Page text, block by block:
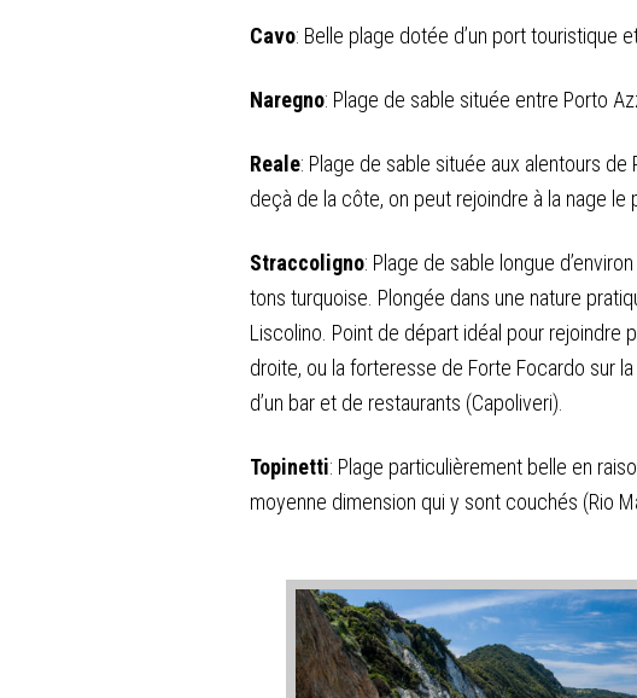
Cavo: Belle plage dotée d’un port touristique
Naregno: Plage de sable située entre Porto
Reale: Plage de sable située aux alentours
deçà de la côte, on peut rejoindre à la nage
Straccoligno: Plage de sable longue
tons turquoise. Plongée dans une nature
Liscolino. Point de départ idéal pour rejoindre
droite, ou la forteresse de Forte Focardo sur
d’un bar et de restaurants (Capoliveri).
Topinetti: Plage particulièrement belle en
moyenne dimension qui y sont couchés (Rio